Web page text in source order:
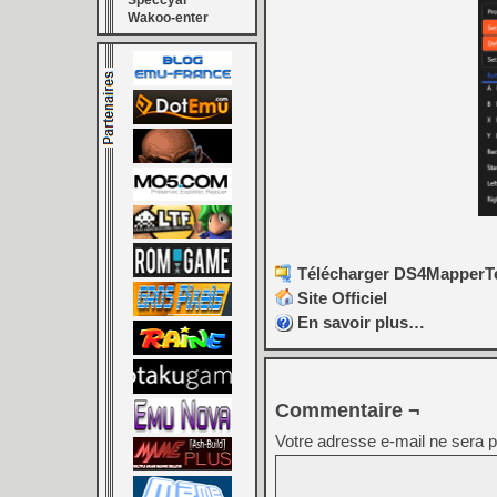
Wakoo-enter
Télécharger
Site Officiel
En savoir plus…
Commentaire ¬
Votre adresse e-mail ne sera